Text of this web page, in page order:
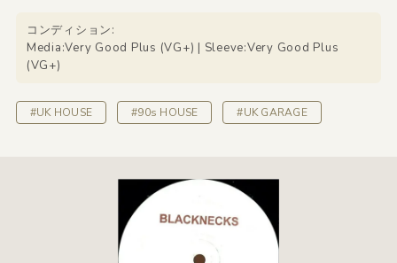
コンディション:
Media:Very Good Plus (VG+) | Sleeve:Very Good Plus
(VG+)
#UK HOUSE #90s HOUSE #UK GARAGE